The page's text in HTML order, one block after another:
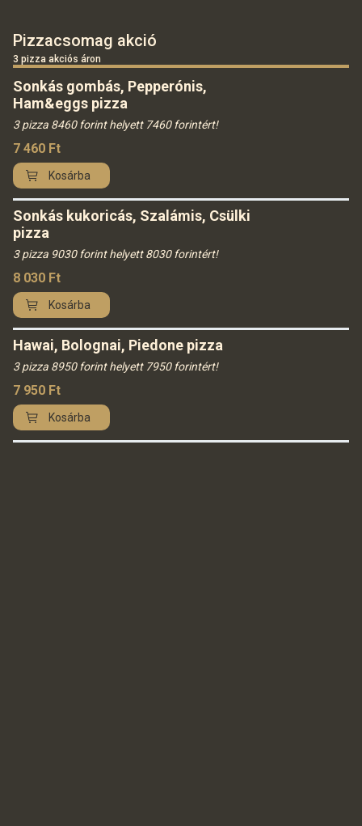
Pizzacsomag akció
3 pizza akciós áron
Sonkás gombás, Pepperónis,
Ham&eggs pizza
3 pizza 8460 forint helyett 7460 forintért!
7 460 Ft
Kosárba
Sonkás kukoricás, Szalámis, Csülki
pizza
3 pizza 9030 forint helyett 8030 forintért!
8 030 Ft
Kosárba
Hawai, Bolognai, Piedone pizza
3 pizza 8950 forint helyett 7950 forintért!
7 950 Ft
Kosárba